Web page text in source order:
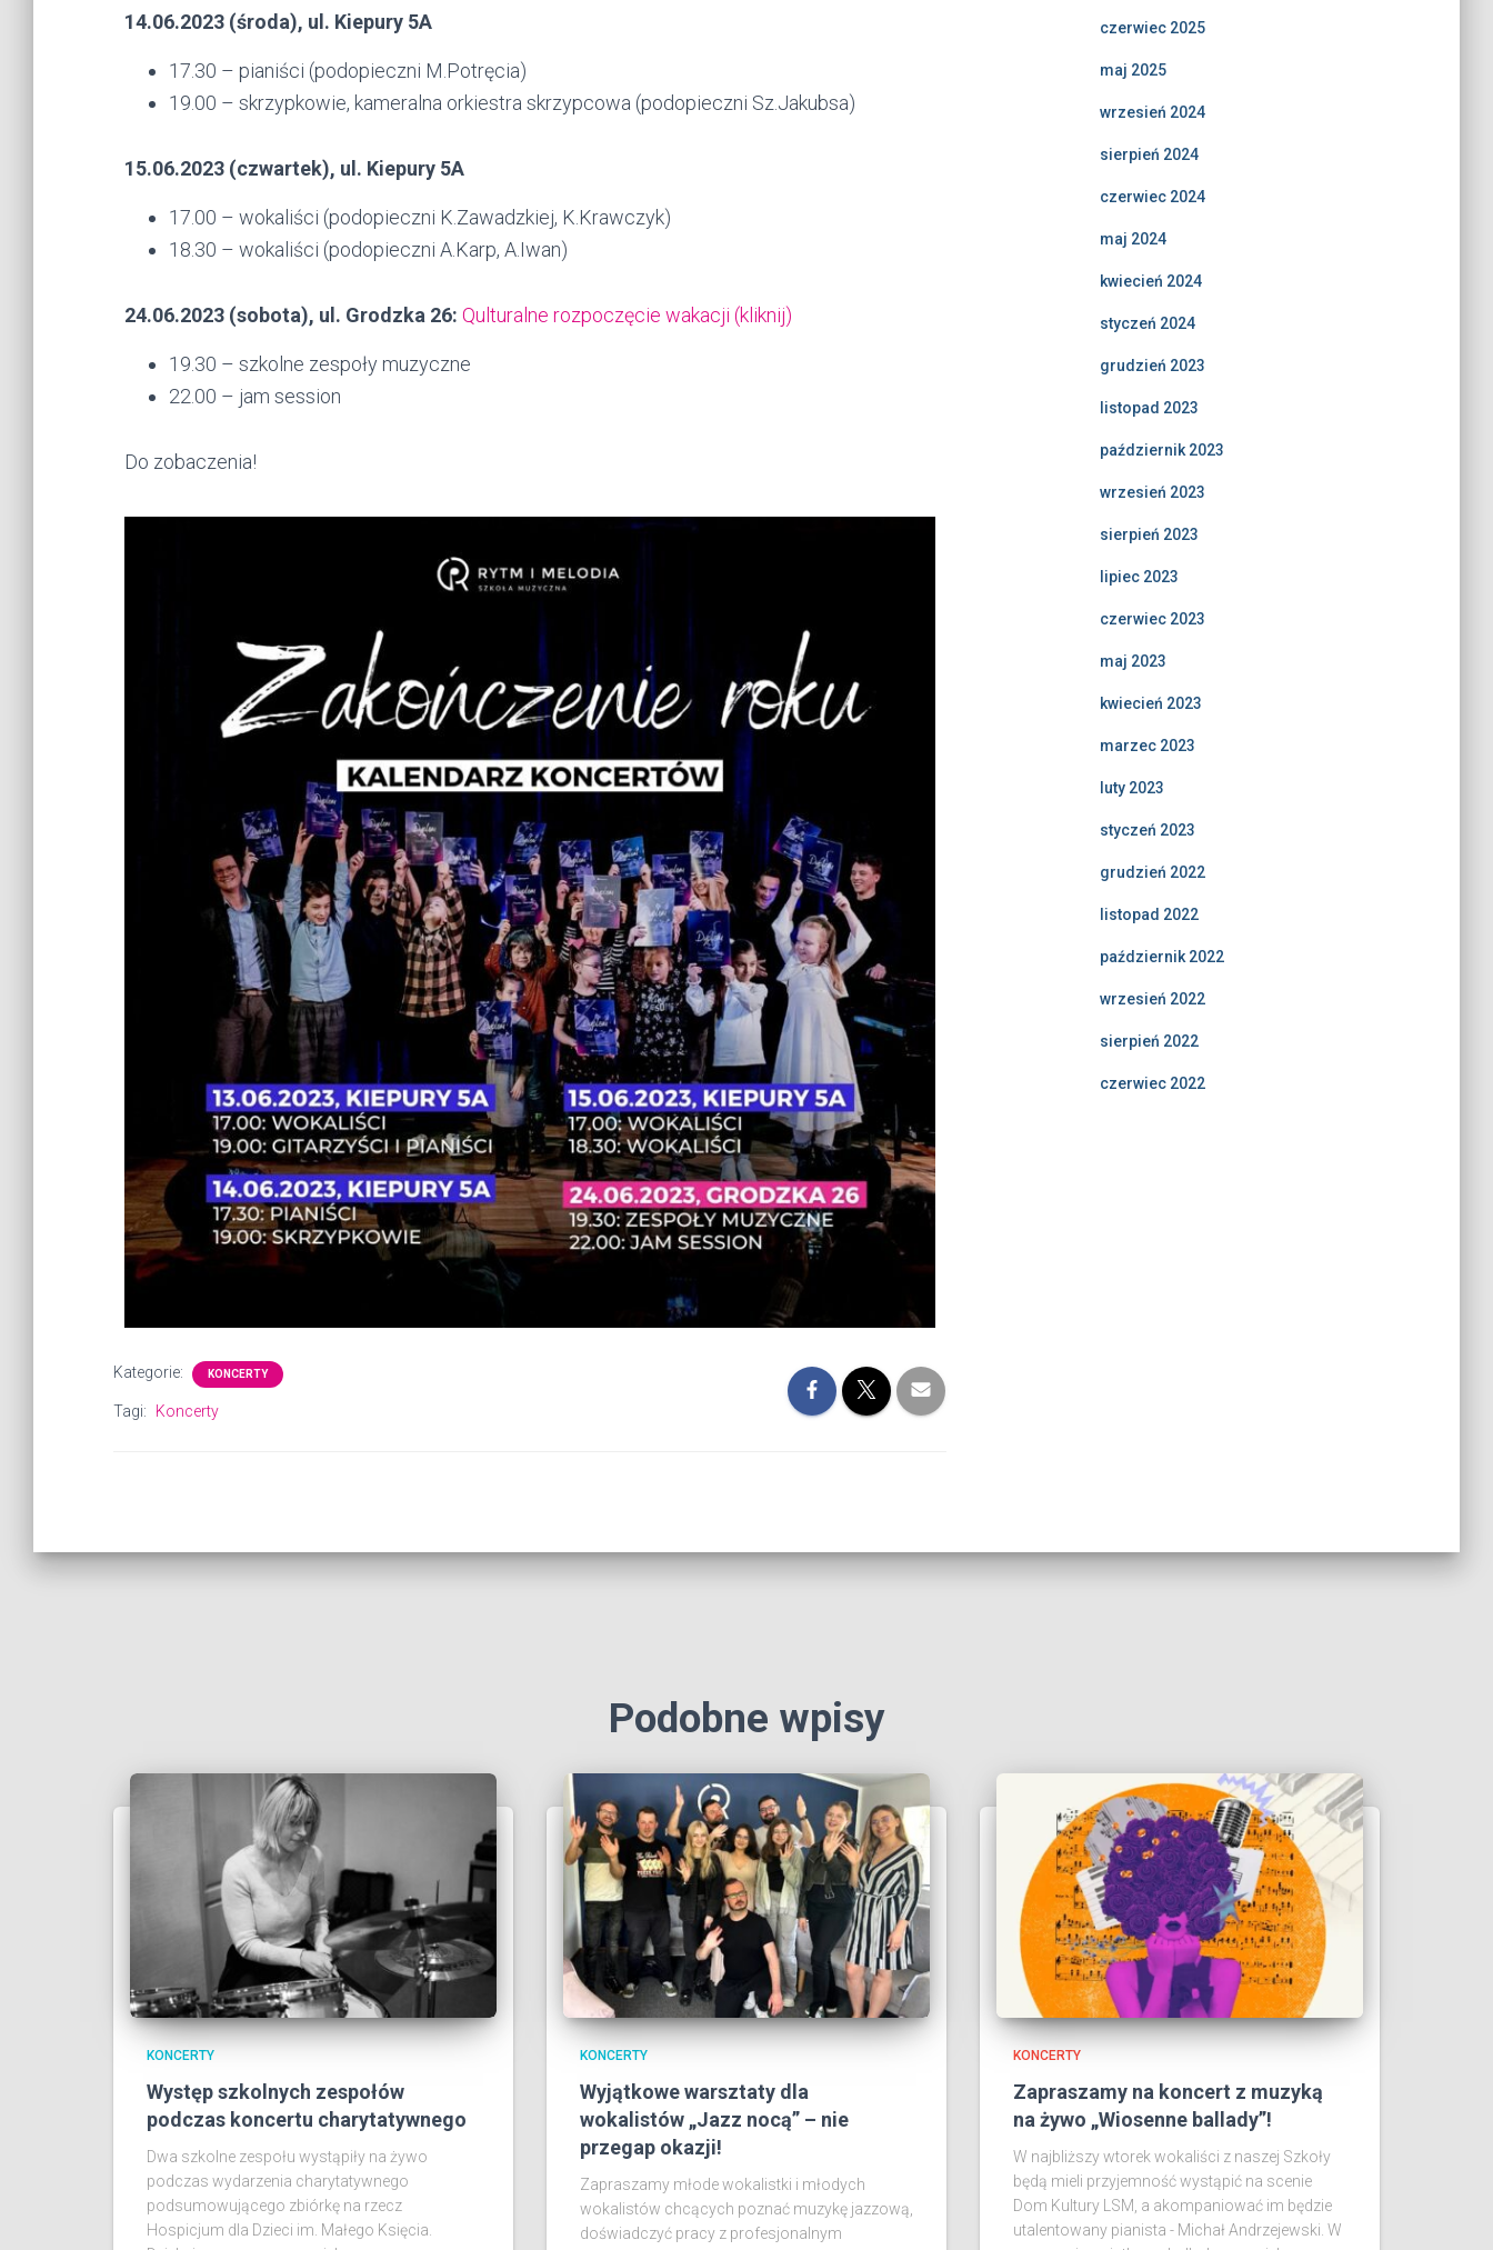
14.06.2023 (środa), ul. Kiepury 5A
17.30 – pianiści (podopieczni M.Potręcia)
19.00 – skrzypkowie, kameralna orkiestra skrzypcowa (podopieczni Sz.Jakubsa)
15.06.2023 (czwartek), ul. Kiepury 5A
17.00 – wokaliści (podopieczni K.Zawadzkiej, K.Krawczyk)
18.30 – wokaliści (podopieczni A.Karp, A.Iwan)
24.06.2023 (sobota), ul. Grodzka 26: Qulturalne rozpoczęcie wakacji (kliknij)
19.30 – szkolne zespoły muzyczne
22.00 – jam session
Do zobaczenia!
Kategorie: KONCERTY
Tagi: Koncerty
czerwiec 2025
maj 2025
wrzesień 2024
sierpień 2024
czerwiec 2024
maj 2024
kwiecień 2024
styczeń 2024
grudzień 2023
listopad 2023
październik 2023
wrzesień 2023
sierpień 2023
lipiec 2023
czerwiec 2023
maj 2023
kwiecień 2023
marzec 2023
luty 2023
styczeń 2023
grudzień 2022
listopad 2022
październik 2022
wrzesień 2022
sierpień 2022
czerwiec 2022
Podobne wpisy
KONCERTY
Występ szkolnych zespołów
podczas koncertu charytatywnego
Dwa szkolne zespołu wystąpiły na żywo
podczas wydarzenia charytatywnego
podsumowującego zbiórkę na rzecz
Hospicjum dla Dzieci im. Małego Księcia.
KONCERTY
Wyjątkowe warsztaty dla
wokalistów „Jazz nocą” – nie
przegap okazji!
Zapraszamy młode wokalistki i młodych
wokalistów chcących poznać muzykę jazzową,
doświadczyć pracy z profesjonalnym
KONCERTY
Zapraszamy na koncert z muzyką
na żywo „Wiosenne ballady”!
W najbliższy wtorek wokaliści z naszej Szkoły
będą mieli przyjemność wystąpić na scenie
Dom Kultury LSM, a akompaniować im będzie
utalentowany pianista - Michał Andrzejewski. W